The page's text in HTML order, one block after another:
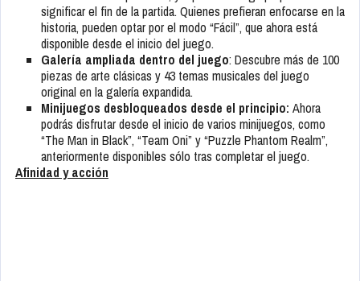
significar el fin de la partida. Quienes prefieran enfocarse en la
historia, pueden optar por el modo “Fácil”, que ahora está
disponible desde el inicio del juego.
Galería ampliada dentro del juego: Descubre más de 100
piezas de arte clásicas y 43 temas musicales del juego
original en la galería expandida.
Minijuegos desbloqueados desde el principio: Ahora
podrás disfrutar desde el inicio de varios minijuegos, como
“The Man in Black”, “Team Oni” y “Puzzle Phantom Realm”,
anteriormente disponibles sólo tras completar el juego.
Afinidad y acción